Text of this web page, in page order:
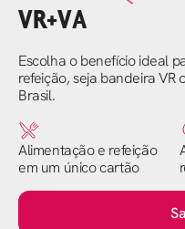
VR+VA
Escolha o benefício ideal
refeição, seja bandeira
Brasil.
Alimentação e refeição
em um único cartão